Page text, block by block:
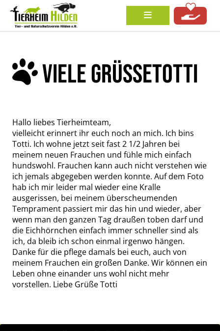
VIELE GRÜSSETOTTI
Hallo liebes Tierheimteam,
vielleicht erinnert ihr euch noch an mich. Ich bins
Totti. Ich wohne jetzt seit fast 2 1/2 Jahren bei
meinem neuen Frauchen und fühle mich einfach
hundswohl. Frauchen kann auch nicht verstehen wie
ich jemals abgegeben werden konnte. Auf dem Foto
hab ich mir leider mal wieder eine Kralle
ausgerissen, bei meinem überscheumenden
Temprament passiert mir das hin und wieder, aber
wenn man den ganzen Tag draußen toben darf und
die Eichhörnchen einfach immer schneller sind als
ich, da bleib ich schon einmal irgenwo hängen.
Danke für die pflege damals bei euch, auch von
meinem Frauchen ein großen Danke. Wir können ein
Leben ohne einander uns wohl nicht mehr
vorstellen. Liebe Grüße Totti